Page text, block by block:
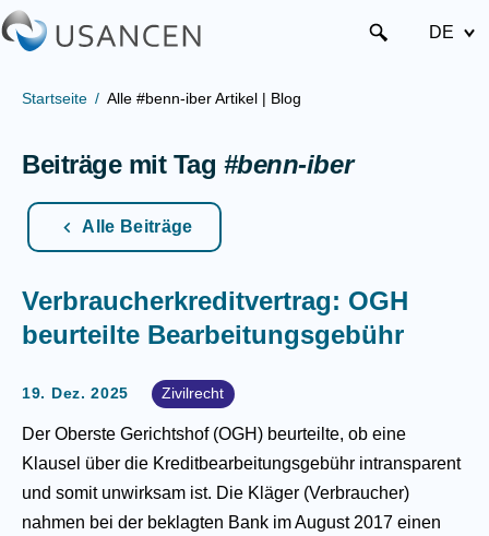
DE
Startseite Alle #benn-iber Artikel | Blog
Beiträge mit Tag #benn-iber
Alle Beiträge
Verbraucherkreditvertrag: OGH
beurteilte Bearbeitungsgebühr
19. Dez. 2025 Zivilrecht
Der Oberste Gerichtshof (OGH) beurteilte, ob eine
Klausel über die Kreditbearbeitungsgebühr intransparent
und somit unwirksam ist. Die Kläger (Verbraucher)
nahmen bei der beklagten Bank im August 2017 einen